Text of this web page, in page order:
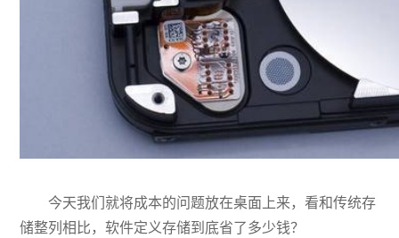
今天我们就将成本的问题放在桌面上来，看和传统存
储整列相比，软件定义存储到底省了多少钱？